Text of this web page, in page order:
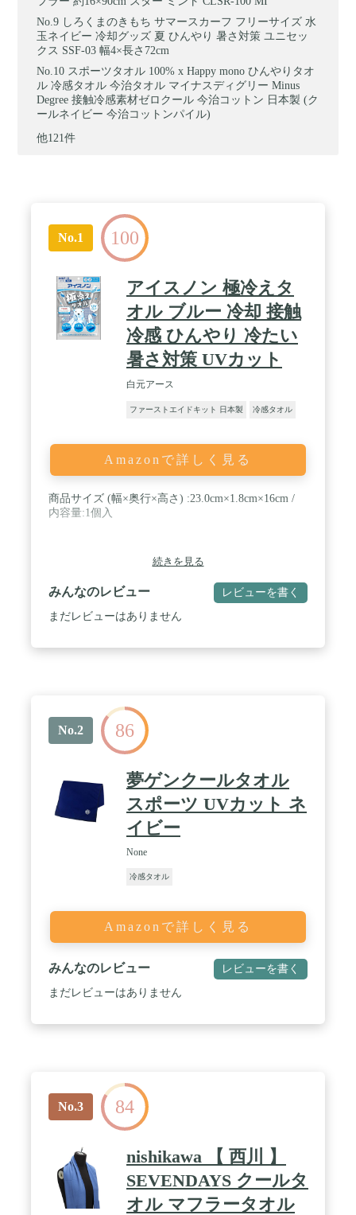
しろくまのきもち サマースカーフ フリーサイズ 水
玉ネイビー 冷却グッズ 夏 ひんやり 暑さ対策 ユニセッ
クス SSF-03 幅4×長さ72cm
スポーツタオル 100% x Happy mono ひんやりタオ
ル 冷感タオル 今治タオル マイナスディグリー Minus
Degree 接触冷感素材ゼロクール 今治コットン 日本製 (ク
ールネイビー 今治コットンパイル)
他121件
No.1 100
アイスノン 極冷えタ
オル ブルー 冷却 接触
冷感 ひんやり 冷たい
暑さ対策 UVカット
白元アース
ファーストエイドキット 日本製 冷感タオル
Amazonで詳しく見る
商品サイズ (幅×奥行×高さ) :23.0cm×1.8cm×16cm /
内容量:1個入
続きを見る
みんなのレビュー レビューを書く
まだレビューはありません
No.2 86
夢ゲンクールタオル
スポーツ UVカット ネ
イビー
None
冷感タオル
Amazonで詳しく見る
みんなのレビュー レビューを書く
まだレビューはありません
No.3 84
nishikawa 【 西川 】
SEVENDAYS クールタ
オル マフラータオル